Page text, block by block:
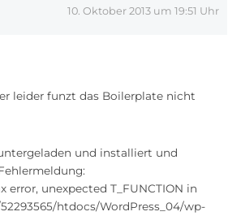
10. Oktober 2013 um 19:51 Uhr
leider funzt das Boilerplate nicht
und installiert und
error, unexpected T_FUNCTION in
htdocs/WordPress_04/wp-